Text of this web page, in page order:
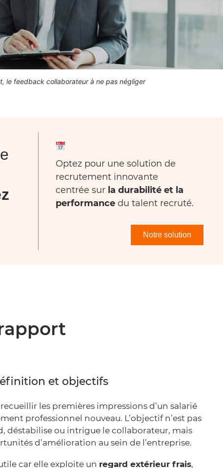
le feedback collaborateur à ne pas négliger
Optez pour une solution de
recrutement innovante
centrée sur la durabilité et la
performance du talent recruté.
Notre solution
et objectifs
les premières impressions d’un salarié
professionnel nouveau. L’objectif n’est pas
déstabilise ou intrigue le collaborateur, mais
d’amélioration au sein de l’entreprise.
car elle exploite un regard extérieur frais,